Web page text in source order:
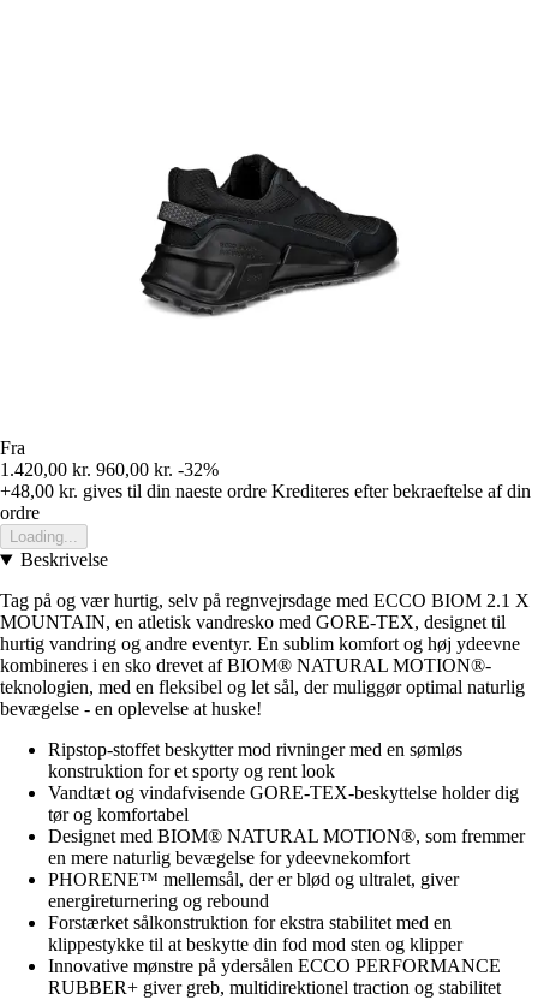
Fra
1.420,00 kr. 960,00 kr. -32%
+48,00 kr. gives til din naeste ordre Krediteres efter bekraeftelse af din
ordre
Loading...
Beskrivelse
Tag på og vær hurtig, selv på regnvejrsdage med ECCO BIOM 2.1 X
MOUNTAIN, en atletisk vandresko med GORE-TEX, designet til
hurtig vandring og andre eventyr. En sublim komfort og høj ydeevne
kombineres i en sko drevet af BIOM® NATURAL MOTION®-
teknologien, med en fleksibel og let sål, der muliggør optimal naturlig
bevægelse - en oplevelse at huske!
Ripstop-stoffet beskytter mod rivninger med en sømløs
konstruktion for et sporty og rent look
Vandtæt og vindafvisende GORE-TEX-beskyttelse holder dig
tør og komfortabel
Designet med BIOM® NATURAL MOTION®, som fremmer
en mere naturlig bevægelse for ydeevnekomfort
PHORENE™ mellemsål, der er blød og ultralet, giver
energireturnering og rebound
Forstærket sålkonstruktion for ekstra stabilitet med en
klippestykke til at beskytte din fod mod sten og klipper
Innovative mønstre på ydersålen ECCO PERFORMANCE
RUBBER+ giver greb, multidirektionel traction og stabilitet